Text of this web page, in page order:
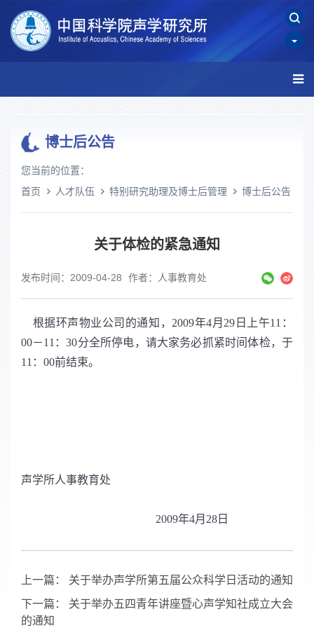
博士后公告
您当前的位置：
首页
人才队伍 特别研究助理及博士后管理 博士后公告
关于体检的紧急通知
发布时间：2009-04-28 作者：人事教育处
根据环声物业公司的通知，2009年4月29日上午11：
00－11：30分全所停电，请大家务必抓紧时间体检，于
11：00前结束。
声学所人事教育处
2009年4月28日
上一篇：
关于举办声学所第五届公众科学日活动的通知
下一篇：
关于举办五四青年讲座暨心声学知社成立大会
的通知